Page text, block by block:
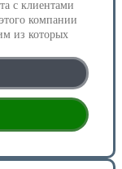
с клиентами
компании
из которых